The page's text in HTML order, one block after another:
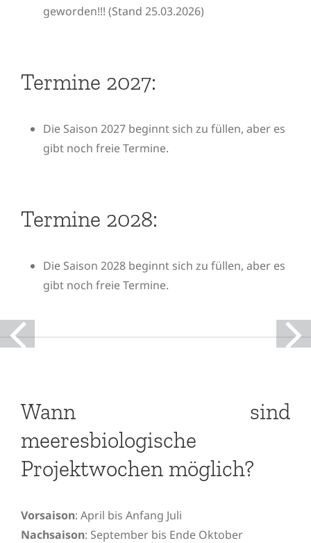
geworden!!! (Stand 25.03.2026)
Termine 2027:
Die Saison 2027 beginnt sich zu füllen, aber es
gibt noch freie Termine.
Termine 2028:
Die Saison 2028 beginnt sich zu füllen, aber es
gibt noch freie Termine.
Wann sind
meeresbiologische
Projektwochen möglich?
Vorsaison: April bis Anfang Juli
Nachsaison: September bis Ende Oktober